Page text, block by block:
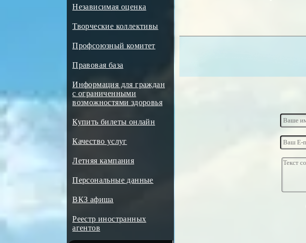
Независимая оценка
Творческие коллективы
Профсоюзный комитет
Правовая база
Информация для граждан
с ограниченными
возможностями здоровья
Купить билеты онлайн
Качество услуг
Летняя кампания
Персональные данные
ВКЗ афиша
Реестр иностранных
агентов